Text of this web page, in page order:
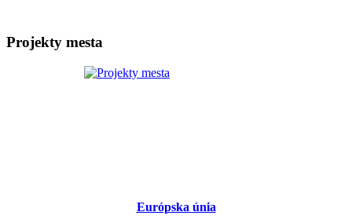
Projekty mesta
Európska únia